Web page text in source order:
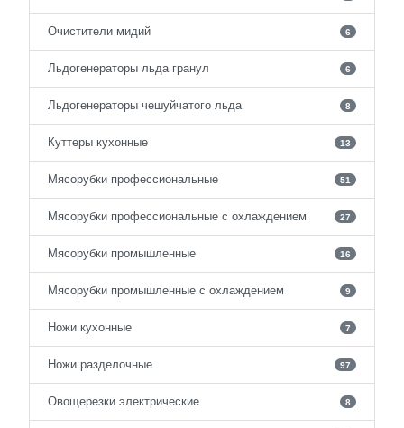
Очистители мидий 6
Льдогенераторы льда гранул 6
Льдогенераторы чешуйчатого льда 8
Куттеры кухонные 13
Мясорубки профессиональные 51
Мясорубки профессиональные с охлаждением 27
Мясорубки промышленные 16
Мясорубки промышленные с охлаждением 9
Ножи кухонные 7
Ножи разделочные 97
Овощерезки электрические 8